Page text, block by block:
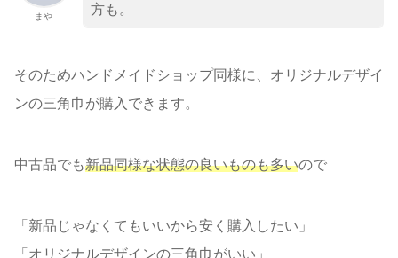
まや
方も。
そのためハンドメイドショップ同様に、オリジナルデザイ
ンの三角巾が購入できます。
中古品でも新品同様な状態の良いものも多いので
「新品じゃなくてもいいから安く購入したい」
「オリジナルデザインの三角巾がいい」